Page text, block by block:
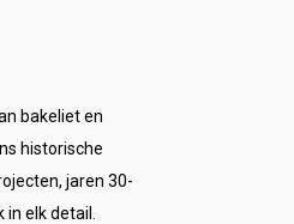
bakeliet en
historische
jaren 30-
elk detail.